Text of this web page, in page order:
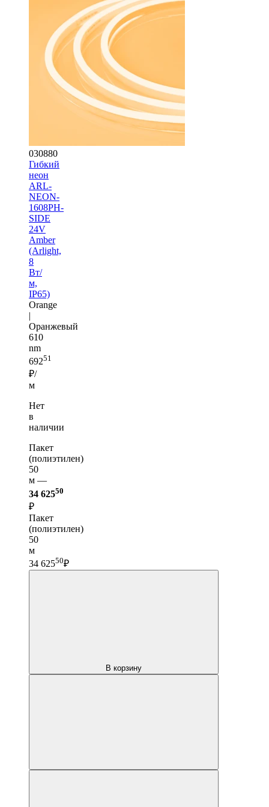
030880
Гибкий
неон
ARL-
NEON-
1608PH-
SIDE
24V
Amber
(Arlight,
8
Вт/
м,
IP65)
Orange
|
Оранжевый
610
nm
69251
₽/
м
Нет
в
наличии
Пакет
(полиэтилен)
50
м —
34 62550
₽
Пакет
(полиэтилен)
50
м
34 62550₽
В корзину